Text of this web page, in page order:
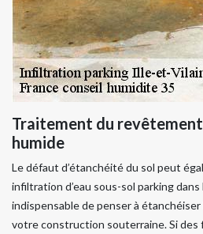
Traitement du revêtement
humide
Le défaut d’étanchéité du sol peut
infiltration d’eau sous-sol parking dans
indispensable de penser à
votre construction souterraine. Si des